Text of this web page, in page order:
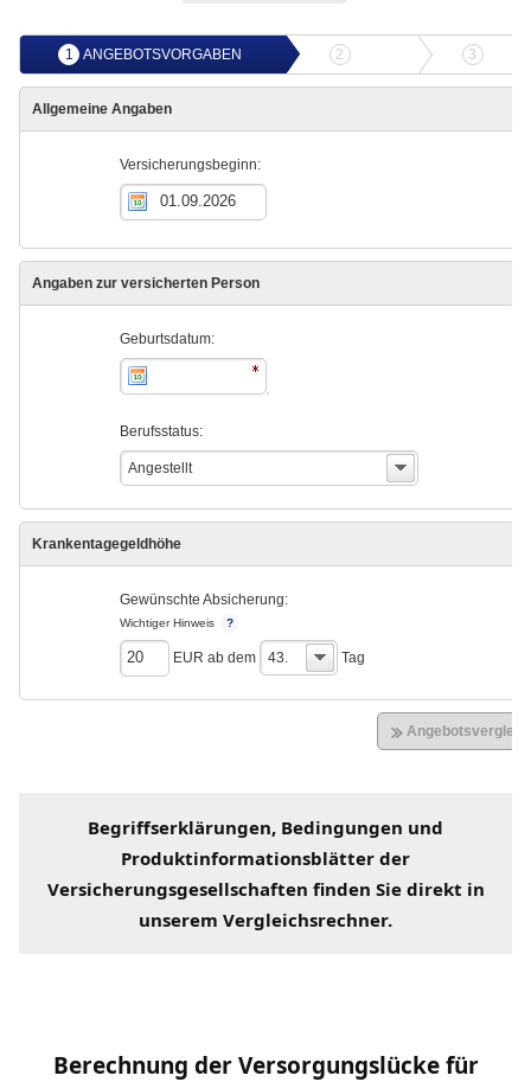
Begriffserklärungen, Bedingungen und
Produktinformationsblätter der
Versicherungsgesellschaften finden Sie direkt in
unserem Vergleichsrechner.
Berechnung der Versorgungslücke für